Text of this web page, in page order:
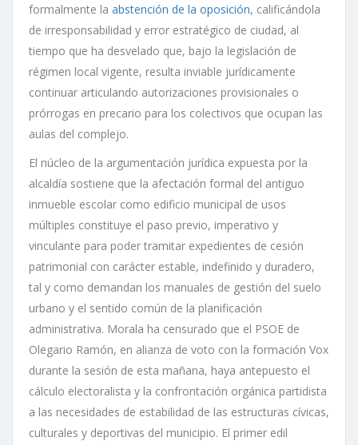
formalmente la abstención de la oposición, calificándola
de irresponsabilidad y error estratégico de ciudad, al
tiempo que ha desvelado que, bajo la legislación de
régimen local vigente, resulta inviable jurídicamente
continuar articulando autorizaciones provisionales o
prórrogas en precario para los colectivos que ocupan las
aulas del complejo.
El núcleo de la argumentación jurídica expuesta por la
alcaldía sostiene que la afectación formal del antiguo
inmueble escolar como edificio municipal de usos
múltiples constituye el paso previo, imperativo y
vinculante para poder tramitar expedientes de cesión
patrimonial con carácter estable, indefinido y duradero,
tal y como demandan los manuales de gestión del suelo
urbano y el sentido común de la planificación
administrativa. Morala ha censurado que el PSOE de
Olegario Ramón, en alianza de voto con la formación Vox
durante la sesión de esta mañana, haya antepuesto el
cálculo electoralista y la confrontación orgánica partidista
a las necesidades de estabilidad de las estructuras cívicas,
culturales y deportivas del municipio. El primer edil